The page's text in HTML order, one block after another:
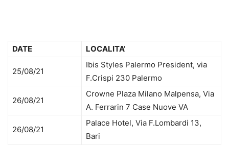
DATE LOCALITA’
25/08/21
Ibis Styles Palermo President, via
F.Crispi 230 Palermo
26/08/21
Crowne Plaza Milano Malpensa, Via
A. Ferrarin 7 Case Nuove VA
26/08/21
Palace Hotel, Via F.Lombardi 13,
Bari